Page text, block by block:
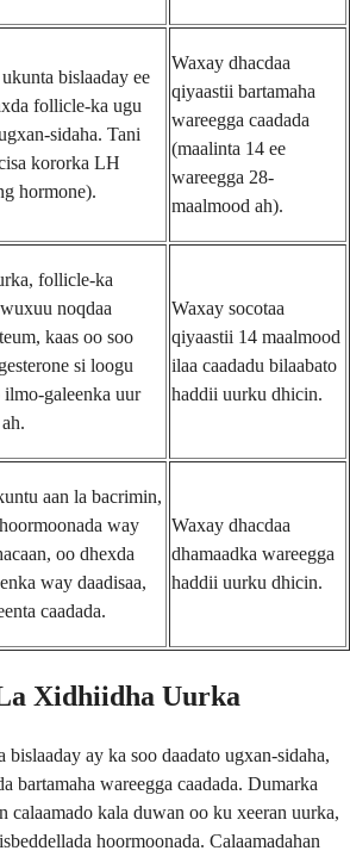
bislaaday ee
follicle-ka ugu
sidaha. Tani
kororka LH
hormone).
Waxay dhacdaa
qiyaastii bartamaha
wareegga caadada
(maalinta 14 ee
wareegga 28-
maalmood ah).
follicle-ka
noqdaa
kaas oo soo
si loogu
galeenka uur
Waxay socotaa
qiyaastii 14 maalmood
ilaa caadadu bilaabato
haddii uurku dhicin.
aan la bacrimin,
way
oo dhexda
way daadisaa,
caadada.
Waxay dhacdaa
dhamaadka wareegga
haddii uurku dhicin.
Xidhiidha Uurka
ay ka soo daadato ugxan-sidaha,
bartamaha wareegga caadada. Dumarka
calaamado kala duwan oo ku xeeran uurka,
hoormoonada. Calaamadahan